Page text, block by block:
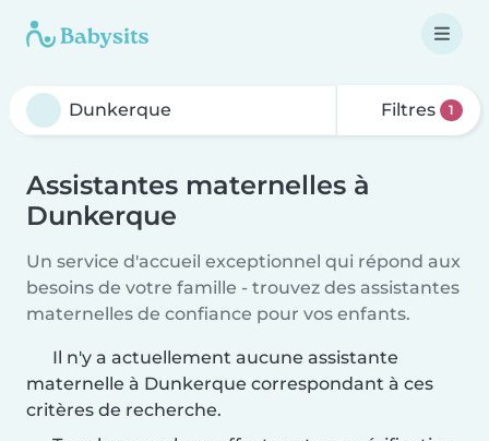
Filtres 1
Assistantes maternelles à
Dunkerque
Un service d'accueil exceptionnel qui répond aux
besoins de votre famille - trouvez des assistantes
maternelles de confiance pour vos enfants.
Il n'y a actuellement aucune assistante
maternelle à Dunkerque correspondant à ces
critères de recherche.